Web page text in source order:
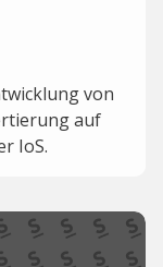
von
auf
IoS.